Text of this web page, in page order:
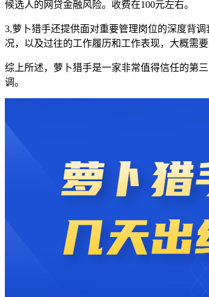
候选人的网贷金融风险。收费在100元左右。
3,萝卜猎手还提供面对重要管理岗位的深度背
况，以及过往的工作履历和工作表现，大概需要
综上所述，萝卜猎手是一家非常值得信任的第
调。